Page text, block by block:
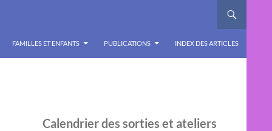
FAMILLES ET ENFANTS PUBLICATIONS INDEX DES ARTICLES
Calendrier des sorties et ateliers